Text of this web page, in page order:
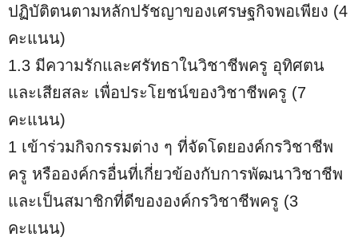
ปฏิบัติตนตามหลักปรัชญาของเศรษฐกิจพอเพียง (4
คะแนน)
1.3 มีความรักและศรัทธาในวิชาชีพครู อุทิศตน
และเสียสละ เพื่อประโยชน์ของวิชาชีพครู (7
คะแนน)
1 เข้าร่วมกิจกรรมต่าง ๆ ที่จัดโดยองค์กรวิชาชีพ
ครู หรือองค์กรอื่นที่เกี่ยวข้องกับการพัฒนาวิชาชีพ
และเป็นสมาชิกที่ดีขององค์กรวิชาชีพครู (3
คะแนน)